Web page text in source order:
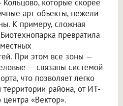
которые скорее
арт-объекты, нежели
К примеру, сложная
превратила
При этом все зоны —
— связаны системой
что позволяет легко
района, от ИТ-
центра «Вектор».